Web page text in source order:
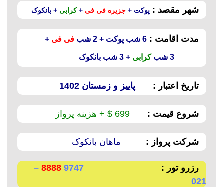
شهر مقصد : پوکت + جزیره فی فی +کرابی + بانکوک
مدت اقامت : 6 شب پوکت + 2 شب فی فی +
کرابی + 3 شب بانکوک
تاریخ اعتبار : پاییز و زمستان 1402
شروع قیمت : 699 $ + هزینه پرواز
شرکت پرواز : ماهان بانکوک
رزرو تور : 9747
8888
–
021